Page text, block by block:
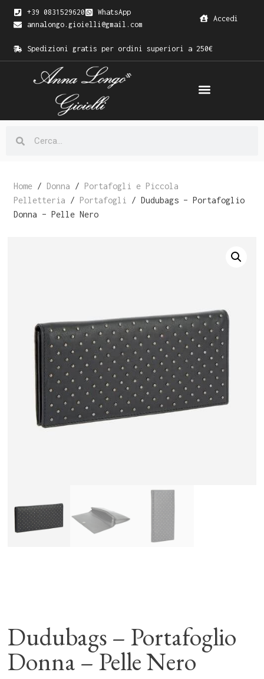
+39 0831529620
WhatsApp
annalongo.gioielli@gmail.com
Accedi
Spedizioni gratis per ordini superiori a 250€
Home / Donna / Portafogli e Piccola
Pelletteria / Portafogli
/ Dudubags – Portafoglio
Donna – Pelle Nero
Dudubags – Portafoglio
Donna – Pelle Nero